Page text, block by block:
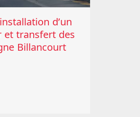
d’un
et transfert des
Billancourt